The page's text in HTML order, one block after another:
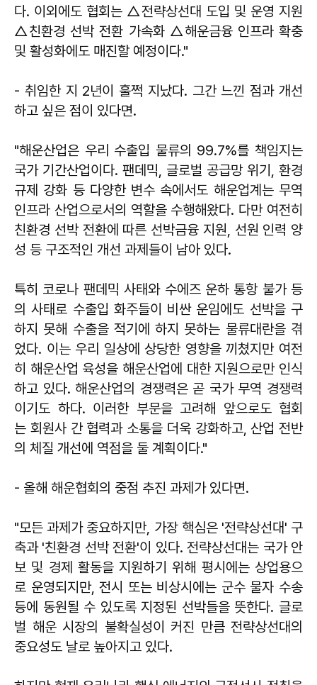
다. 이외에도 협회는 △전략상선대 도입 및 운영 지원
△친환경 선박 전환 가속화 △해운금융 인프라 확충
및 활성화에도 매진할 예정이다."
- 취임한 지 2년이 훌쩍 지났다. 그간 느낀 점과 개선
하고 싶은 점이 있다면.
"해운산업은 우리 수출입 물류의 99.7%를 책임지는
국가 기간산업이다. 팬데믹, 글로벌 공급망 위기, 환경
규제 강화 등 다양한 변수 속에서도 해운업계는 무역
인프라 산업으로서의 역할을 수행해왔다. 다만 여전히
친환경 선박 전환에 따른 선박금융 지원, 선원 인력 양
성 등 구조적인 개선 과제들이 남아 있다.
특히 코로나 팬데믹 사태와 수에즈 운하 통항 불가 등
의 사태로 수출입 화주들이 비싼 운임에도 선박을 구
하지 못해 수출을 적기에 하지 못하는 물류대란을 겪
었다. 이는 우리 일상에 상당한 영향을 끼쳤지만 여전
히 해운산업 육성을 해운산업에 대한 지원으로만 인식
하고 있다. 해운산업의 경쟁력은 곧 국가 무역 경쟁력
이기도 하다. 이러한 부문을 고려해 앞으로도 협회
는 회원사 간 협력과 소통을 더욱 강화하고, 산업 전반
의 체질 개선에 역점을 둘 계획이다."
- 올해 해운협회의 중점 추진 과제가 있다면.
"모든 과제가 중요하지만, 가장 핵심은 '전략상선대' 구
축과 '친환경 선박 전환'이 있다. 전략상선대는 국가 안
보 및 경제 활동을 지원하기 위해 평시에는 상업용으
로 운영되지만, 전시 또는 비상시에는 군수 물자 수송
등에 동원될 수 있도록 지정된 선박들을 뜻한다. 글로
벌 해운 시장의 불확실성이 커진 만큼 전략상선대의
중요성도 날로 높아지고 있다.